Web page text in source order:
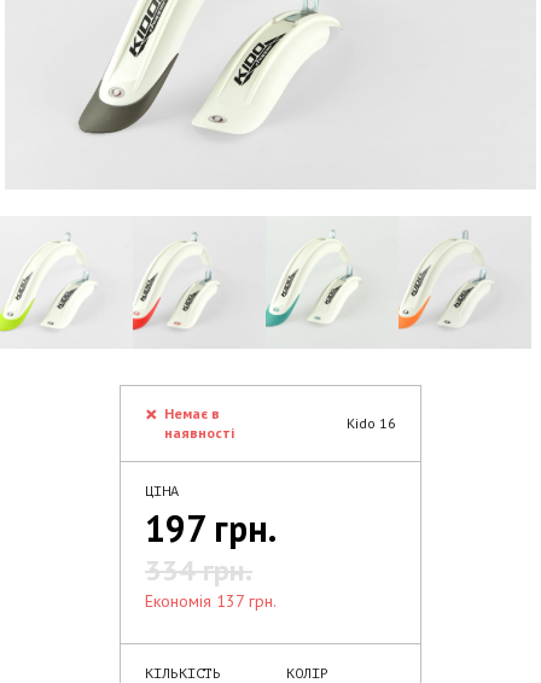
Немає в
наявності
Kido 16
ЦІНА
197 грн.
334 грн.
економія 137 грн.
КІЛЬКІСТЬ КОЛІР